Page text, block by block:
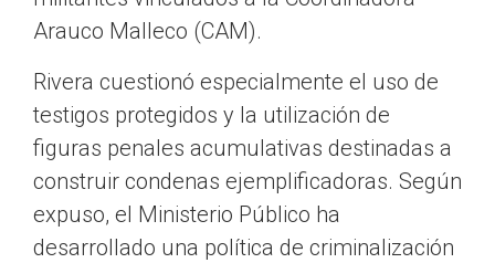
Arauco Malleco (CAM).
Rivera cuestionó especialmente el uso de
testigos protegidos y la utilización de
figuras penales acumulativas destinadas a
construir condenas ejemplificadoras. Según
expuso, el Ministerio Público ha
desarrollado una política de criminalización